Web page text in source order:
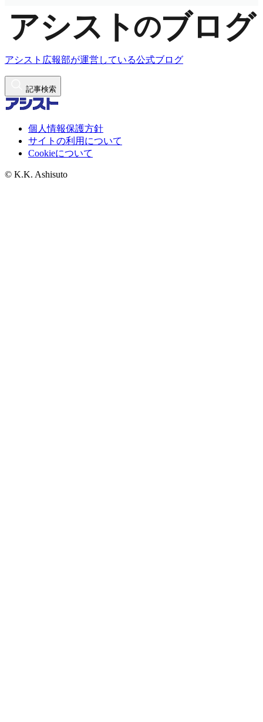
アシスト広報部が運営している公式ブログ
記事検索
個人情報保護方針
サイトの利用について
Cookieについて
© K.K. Ashisuto